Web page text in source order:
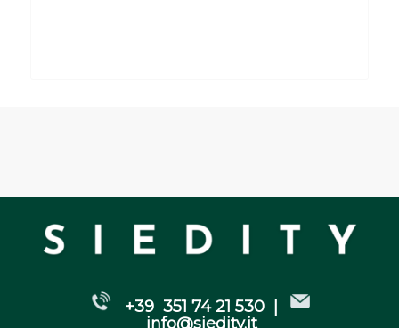
+39 351 74 21 530 |
info@siedity.it